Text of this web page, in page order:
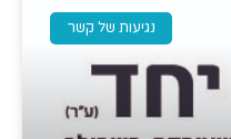
נגיעות של קשר